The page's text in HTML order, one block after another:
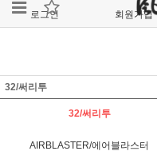
로그인 회원가입
32/써리투
32/써리투
AIRBLASTER/에어블라스터